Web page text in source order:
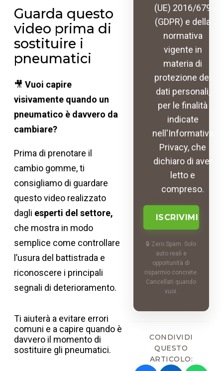
Guarda questo
video prima di
sostituire i
pneumatici
🎥 Vuoi capire
visivamente quando un
pneumatico è davvero da
cambiare?
Prima di prenotare il
cambio gomme, ti
consigliamo di guardare
questo video realizzato
dagli esperti del settore,
che mostra in modo
semplice come controllare
l’usura del battistrada e
riconoscere i principali
segnali di deterioramento.
Ti aiuterà a evitare errori
comuni e a capire quando è
davvero il momento di
sostituire gli pneumatici.
(UE) 2016/679
(GDPR) e della
normativa
vigente in
materia di
protezione dei
dati personali,
per le finalità
indicate
nell'Informativa
Privacy, che
dichiaro di aver
letto e
compreso.
🔒 Zero Spam. Solo
auto reali e
opportunità di
risparmio concrete.
Cancellati quando
vuoi.
CONDIVIDI
QUESTO
ARTICOLO: